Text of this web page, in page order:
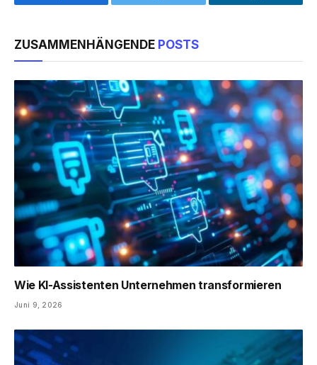
Facebook Twitter LinkedIn
ZUSAMMENHÄNGENDE POSTS
Wie KI-Assistenten Unternehmen transformieren
Juni 9, 2026